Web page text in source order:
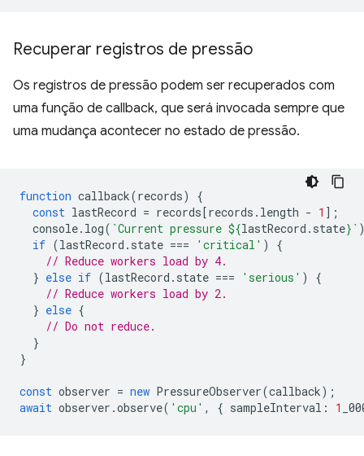
Recuperar registros de pressão
Os registros de pressão podem ser recuperados com
uma função de callback, que será invocada sempre que
uma mudança acontecer no estado de pressão.
function callback(records)
{
const lastRecord = records[records . length - 1 ];
console. log( `Current pressure ${lastRecord . state} `
if (lastRecord . state === 'critical' )
{
// Reduce workers load by 4.
} else if (lastRecord . state === 'serious' )
{
// Reduce workers load by 2.
} else {
// Do not reduce.
}
}
const observer = new PressureObserver(callback);
await observer .observe( 'cpu' , { sampleInterval : 1